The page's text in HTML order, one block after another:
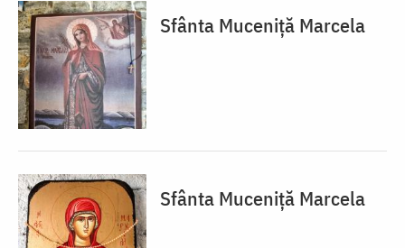
Sfânta Muceniță Marcela
Sfânta Muceniță Marcela